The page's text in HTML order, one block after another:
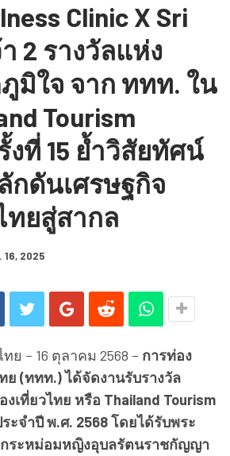
Clinic X Sri
2 รางวัลแห่ง
มิใจ จาก ททท. ใน
Tourism
งที่ 15 ย้ำวิสัยทัศน์
กดันเศรษฐกิจ
ทยสู่สากล
16, 2025
ย – 16 ตุลาคม 2568 – การท่อง
ย (ททท.) ได้จัดงานรับรางวัล
เที่ยวไทย หรือ Thailand Tourism
ะจำปี พ.ศ. 2568 โดยได้รับพระ
ระหม่อมหญิงอุบลรัตนราชกัญญา